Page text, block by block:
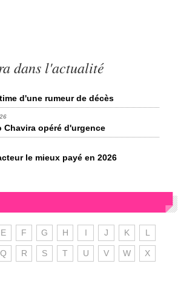
dans l'actualité
d'une rumeur de décès
Chavira opéré d'urgence
le mieux payé en 2026
E F G H I J K L
Q R S T U V W X